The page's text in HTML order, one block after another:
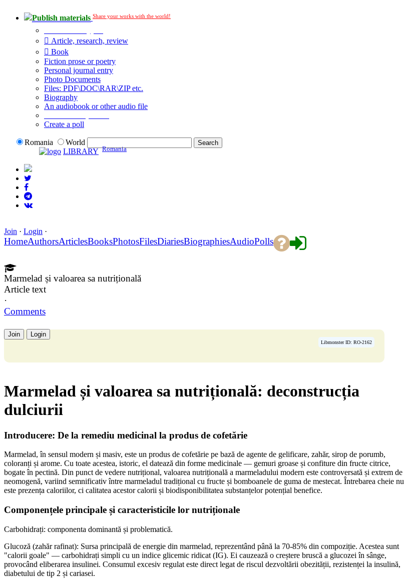
Publish materials Share your works with the world!
Article, research, review
Book
Fiction prose or poetry
Personal journal entry
Photo Documents
Files: PDF\DOC\RAR\ZIP etc.
Biography
An audiobook or other audio file
Create a poll
Romania
World
LIBRARY Romania
Join · Login ·
HomeAuthorsArticlesBooksPhotosFilesDiariesBiographiesAudioPolls
Marmelad și valoarea sa nutrițională
Article text
·
Comments
Join Login
Libmonster ID: RO-2162
Marmelad și valoarea sa nutrițională: deconstrucția
dulciurii
Introducere: De la remediu medicinal la produs de cofetărie
Marmelad, în sensul modern și masiv, este un produs de cofetărie pe bază de agente de gelificare, zahăr, sirop de porumb,
coloranți și arome. Cu toate acestea, istoric, el datează din forme medicinale — gemuri groase și confiture din fructe citrice,
bogate în pectină. Din punct de vedere nutrițional, valoarea nutrițională a marmeladului modern este controversată și extrem de
neomogenă, variind semnificativ între marmeladul tradițional cu fructe și bomboanele de guma de mestecat. Întrebarea cheie nu
este prezența caloriilor, ci calitatea acestor calorii și biodisponibilitatea substanțelor potențial benefice.
Componențele principale și caracteristicile lor nutriționale
Carbohidrați: componenta dominantă și problematică.
Glucoză (zahăr rafinat): Sursa principală de energie din marmelad, reprezentând până la 70-85% din compoziție. Acestea sunt
"calorii goale" — carbohidrați simpli cu un indice glicemic ridicat (IG). Ei cauzează o creștere bruscă a glucozei în sânge,
provocând eliberarea insulinei. Consumul excesiv regulat este direct legat de riscul dezvoltării obezității, rezistenței la insulină,
diabetului de tip 2 și cariasei.